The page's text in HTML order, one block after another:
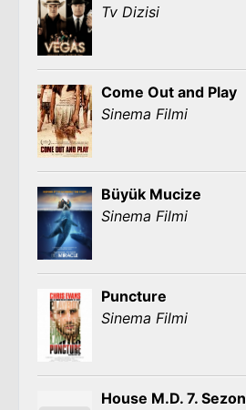
Tv Dizisi
Come Out and Play
Sinema Filmi
Büyük Mucize
Sinema Filmi
Puncture
Sinema Filmi
House M.D. 7. Sezon